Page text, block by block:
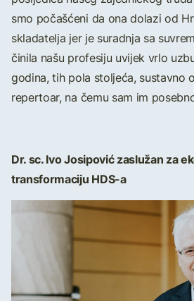
smo počašćeni da ona dolazi od
skladatelja jer je suradnja sa
činila našu profesiju uvijek vrlo
godina, tih pola stoljeća, sustavno
repertoar, na čemu sam im
Dr. sc. Ivo Josipović zaslužan za
transformaciju HDS-a